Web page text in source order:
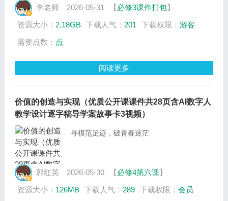
合探究”请网站在线充值下载）
李老师 2026-05-31 【必修3课件打包】
资源大小： 2.18GB 下载人气： 201 下载权限： 游客
需要点数： 点
阅读更多
价值的创造与实现（优质公开课课件共28页含AI数字人
教学设计逐字稿导学案故事卡3视频）
寻模范足迹，破青春迷茫
郭红英 2026-05-30 【必修4第六课】
资源大小： 126MB 下载人气： 289 下载权限： 会员